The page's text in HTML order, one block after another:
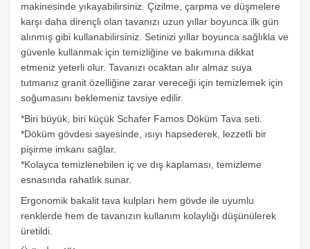
makinesinde yıkayabilirsiniz. Çizilme, çarpma ve düşmelere
karşı daha dirençli olan tavanızı uzun yıllar boyunca ilk gün
alınmış gibi kullanabilirsiniz. Setinizi yıllar boyunca sağlıkla ve
güvenle kullanmak için temizliğine ve bakımına dikkat
etmeniz yeterli olur. Tavanızı ocaktan alır almaz suya
tutmanız granit özelliğine zarar vereceği için temizlemek için
soğumasını beklemeniz tavsiye edilir.
*Biri büyük, biri küçük Schafer Famos Döküm Tava seti.
*Döküm gövdesi sayesinde, ısıyı hapsederek, lezzetli bir
pişirme imkanı sağlar.
*Kolayca temizlenebilen iç ve dış kaplaması, temizleme
esnasında rahatlık sunar.
Ergonomik bakalit tava kulpları hem gövde ile uyumlu
renklerde hem de tavanızın kullanım kolaylığı düşünülerek
üretildi.